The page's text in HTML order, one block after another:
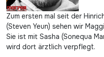
Zum ersten mal seit der Hinrichtung ihres Ehemanns Glenns
(Steven Yeun) sehen wir
Sie ist mit Sasha (Sonequa
wird dort ärztlich verpflegt.